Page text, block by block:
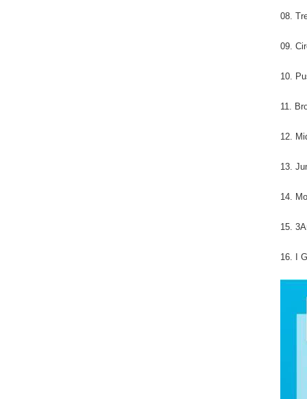
08.
09.
10.
11.
12.
13.
14.
15.
16. I